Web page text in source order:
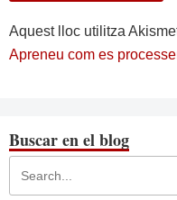
Aquest lloc utilitza
Apreneu com es
Buscar en el blog